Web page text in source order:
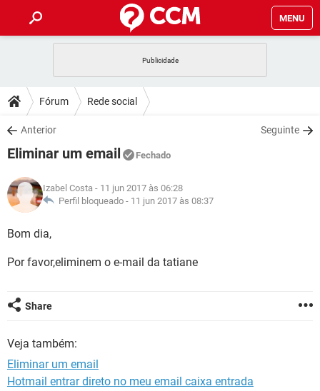
MENU
CELULAR
OUTLOOK
INSTAGRAM
GUIA DE COMPRAS
DICAS
JOGOS
INSTAGRAM GMAIL
GUIA DE COMPRAS
DOWNLOADS
JOGOS
CELULAR
OUTLOOK EXCEL
INSTAGRAM
JOGOS WHATSAPP
CELULAR
OUTLOOK
INSTAGRAM GMAIL
GLOSSÁRIO
JOGOS
INSTAGRAM
Fórum Rede social
Anterior Seguinte
Eliminar um email Fechado
Izabel Costa - 11 jun 2017 às 06:28
Perfil bloqueado - 11 jun 2017 às 08:37
Bom dia,
Por favor,eliminem o e-mail da tatiane
Share
Veja também:
Eliminar um email
Hotmail entrar direto no meu email caixa entrada